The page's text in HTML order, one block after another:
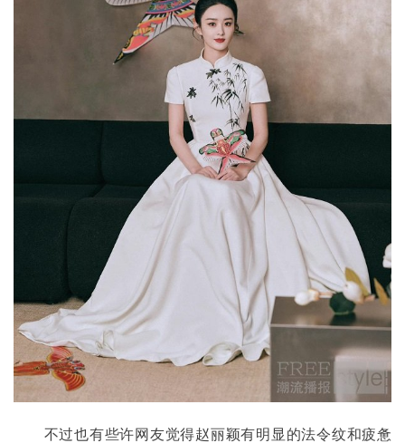
不过也有些许网友觉得赵丽颖有明显的法令纹和疲惫